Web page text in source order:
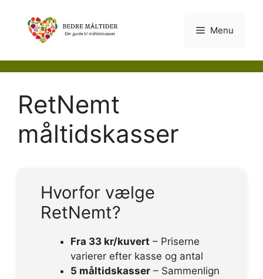
indhold
Menu
RetNemt
måltidskasser
Hvorfor vælge
RetNemt?
Fra 33 kr/kuvert – Priserne
varierer efter kasse og antal
5 måltidskasser – Sammenlign